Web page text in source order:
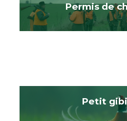
Permis de
Petit